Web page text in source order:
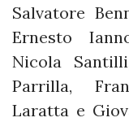
Salvatore
Ernesto
Nicola
Parrilla,
Laratta e